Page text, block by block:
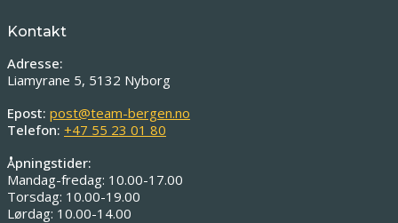
Kontakt
Adresse:
Liamyrane 5, 5132 Nyborg
Epost: post@team-bergen.no
Telefon: +47 55 23 01 80
Åpningstider:
Mandag-fredag: 10.00-17.00
Torsdag: 10.00-19.00
Lørdag: 10.00-14.00